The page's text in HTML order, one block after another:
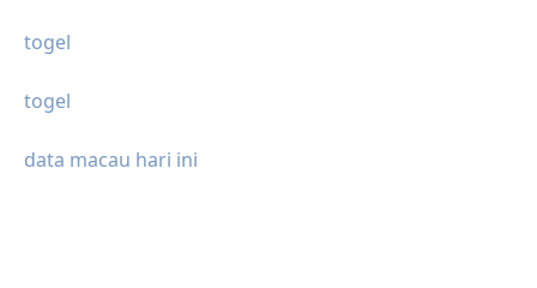
togel
togel
data macau hari ini